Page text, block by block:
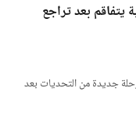
يتفاقم بعد تراجع
جديدة من التحديات بعد